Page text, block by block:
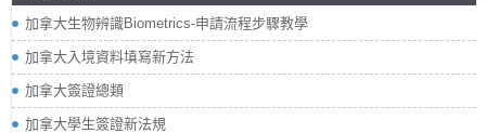
加拿大生物辨識Biometrics-申請流程步驟教學
加拿大入境資料填寫新方法
加拿大簽證總類
加拿大學生簽證新法規